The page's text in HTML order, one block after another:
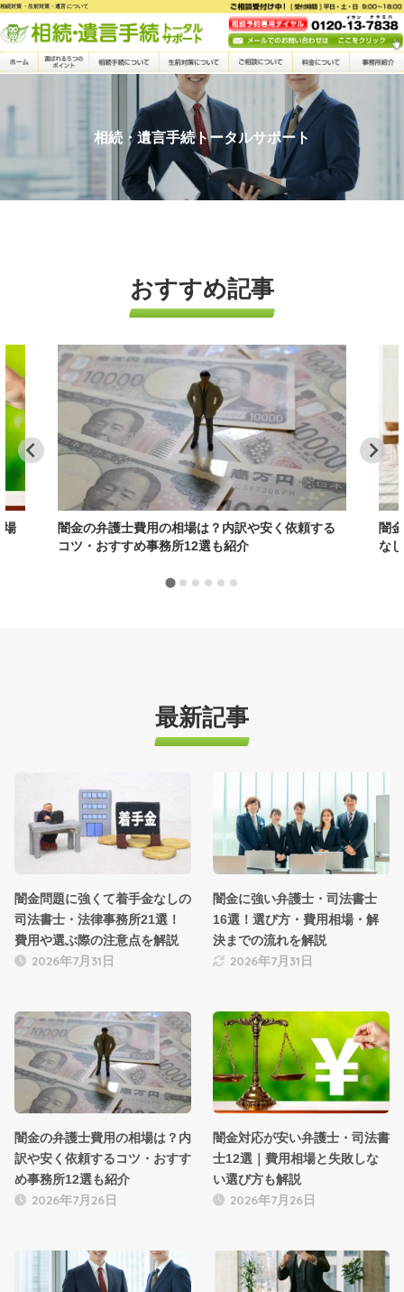
相続対策・生前対策・遺言について
相続・遺言手続トータルサポート
おすすめ記事
場
闇金の弁護士費用の相場は？内訳や安く依頼する
コツ・おすすめ事務所12選も紹介
闇
な
最新記事
闇金問題に強くて着手金なしの
司法書士・法律事務所21選！
費用や選ぶ際の注意点を解説
2026年7月31日
闇金に強い弁護士・司法書士
16選！選び方・費用相場・解
決までの流れを解説
2026年7月31日
闇金の弁護士費用の相場は？内
訳や安く依頼するコツ・おすす
め事務所12選も紹介
2026年7月26日
闇金対応が安い弁護士・司法書
士12選｜費用相場と失敗しな
い選び方も解説
2026年7月26日